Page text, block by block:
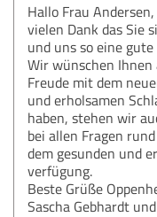
Hallo Frau Andersen,
vielen Dank das Sie
und uns so eine
Wir wünschen
Freude mit dem
und erholsamen
haben, stehen wir
bei allen Fragen
dem gesunden und
verfügung.
Beste Grüße
Sascha Gebhardt